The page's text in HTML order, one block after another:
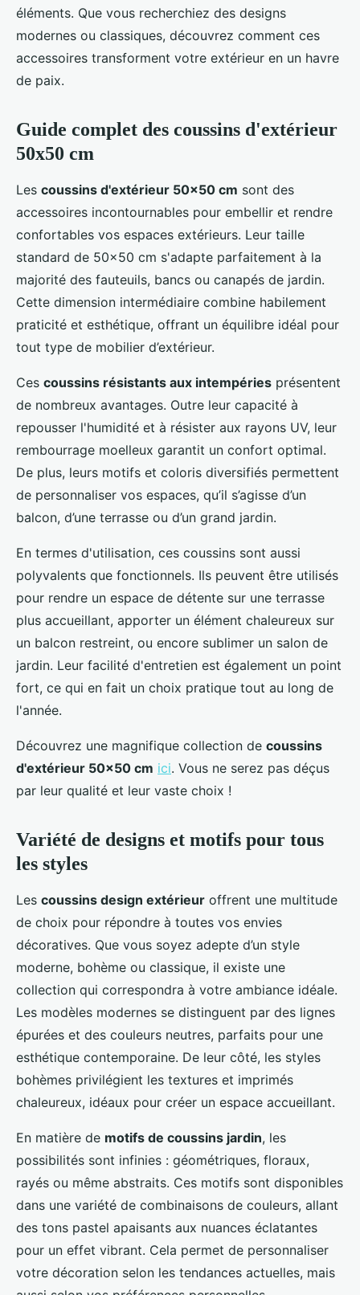
éléments. Que vous recherchiez des designs
modernes ou classiques, découvrez comment ces
accessoires transforment votre extérieur en un havre
de paix.
Guide complet des coussins d'extérieur
50x50 cm
Les coussins d'extérieur 50x50 cm sont des
accessoires incontournables pour embellir et rendre
confortables vos espaces extérieurs. Leur taille
standard de 50x50 cm s'adapte parfaitement à la
majorité des fauteuils, bancs ou canapés de jardin.
Cette dimension intermédiaire combine habilement
praticité et esthétique, offrant un équilibre idéal pour
tout type de mobilier d’extérieur.
Ces coussins résistants aux intempéries présentent
de nombreux avantages. Outre leur capacité à
repousser l'humidité et à résister aux rayons UV, leur
rembourrage moelleux garantit un confort optimal.
De plus, leurs motifs et coloris diversifiés permettent
de personnaliser vos espaces, qu’il s’agisse d’un
balcon, d’une terrasse ou d’un grand jardin.
En termes d'utilisation, ces coussins sont aussi
polyvalents que fonctionnels. Ils peuvent être utilisés
pour rendre un espace de détente sur une terrasse
plus accueillant, apporter un élément chaleureux sur
un balcon restreint, ou encore sublimer un salon de
jardin. Leur facilité d'entretien est également un point
fort, ce qui en fait un choix pratique tout au long de
l'année.
Découvrez une magnifique collection de coussins
d'extérieur 50x50 cm ici. Vous ne serez pas déçus
par leur qualité et leur vaste choix !
Variété de designs et motifs pour tous
les styles
Les coussins design extérieur offrent une multitude
de choix pour répondre à toutes vos envies
décoratives. Que vous soyez adepte d’un style
moderne, bohème ou classique, il existe une
collection qui correspondra à votre ambiance idéale.
Les modèles modernes se distinguent par des lignes
épurées et des couleurs neutres, parfaits pour une
esthétique contemporaine. De leur côté, les styles
bohèmes privilégient les textures et imprimés
chaleureux, idéaux pour créer un espace accueillant.
En matière de motifs de coussins jardin, les
possibilités sont infinies : géométriques, floraux,
rayés ou même abstraits. Ces motifs sont disponibles
dans une variété de combinaisons de couleurs, allant
des tons pastel apaisants aux nuances éclatantes
pour un effet vibrant. Cela permet de personnaliser
votre décoration selon les tendances actuelles, mais